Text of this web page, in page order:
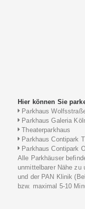
Hier können Sie
Parkhaus
Parkhaus Galeria
Theaterparkhaus
Parkhaus Contipark
Parkhaus Contipark
Alle Parkhäuser
unmittelbarer Nähe zu
und der PAN Klinik
bzw. maximal 5-10